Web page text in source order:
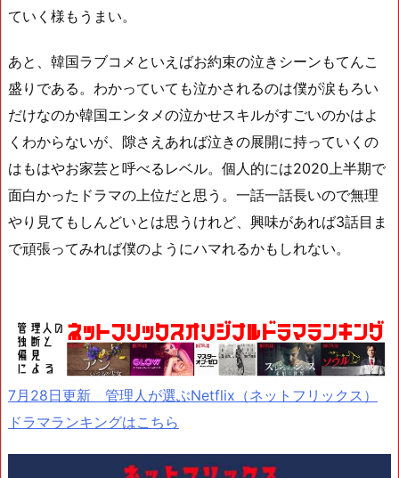
ていく様もうまい。
あと、韓国ラブコメといえばお約束の泣きシーンもてんこ
盛りである。わかっていても泣かされるのは僕が涙もろい
だけなのか韓国エンタメの泣かせスキルがすごいのかはよ
くわからないが、隙さえあれば泣きの展開に持っていくの
はもはやお家芸と呼べるレベル。個人的には2020上半期で
面白かったドラマの上位だと思う。一話一話長いので無理
やり見てもしんどいとは思うけれど、興味があれば3話目ま
で頑張ってみれば僕のようにハマれるかもしれない。
7月28日更新 管理人が選ぶNetflix（ネットフリックス）
ドラマランキングはこちら